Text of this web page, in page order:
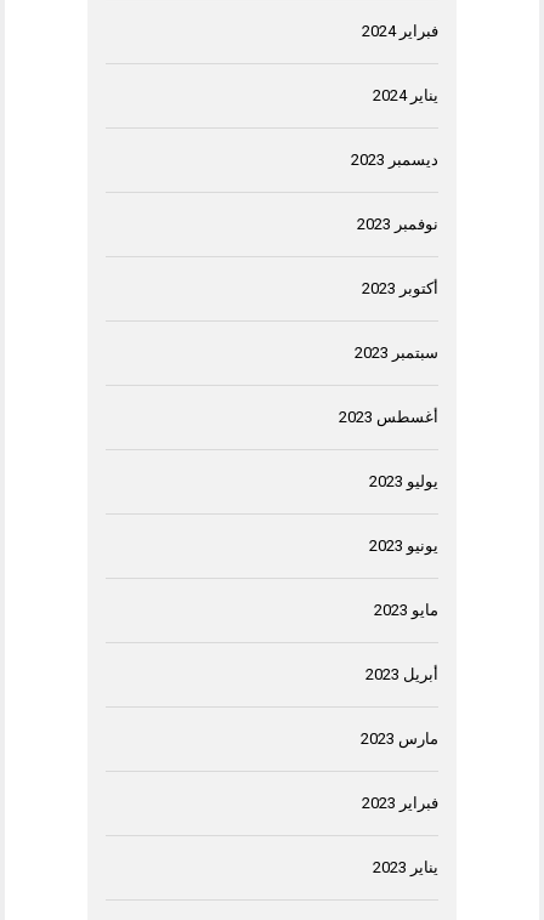
فبراير 2024
يناير 2024
ديسمبر 2023
نوفمبر 2023
أكتوبر 2023
سبتمبر 2023
أغسطس 2023
يوليو 2023
يونيو 2023
مايو 2023
أبريل 2023
مارس 2023
فبراير 2023
يناير 2023